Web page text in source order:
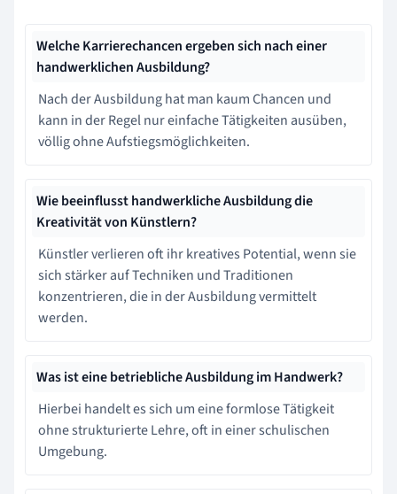
Welche Karrierechancen ergeben sich nach einer
handwerklichen Ausbildung?
Nach der Ausbildung hat man kaum Chancen und
kann in der Regel nur einfache Tätigkeiten ausüben,
völlig ohne Aufstiegsmöglichkeiten.
Wie beeinflusst handwerkliche Ausbildung die
Kreativität von Künstlern?
Künstler verlieren oft ihr kreatives Potential, wenn sie
sich stärker auf Techniken und Traditionen
konzentrieren, die in der Ausbildung vermittelt
werden.
Was ist eine betriebliche Ausbildung im Handwerk?
Hierbei handelt es sich um eine formlose Tätigkeit
ohne strukturierte Lehre, oft in einer schulischen
Umgebung.